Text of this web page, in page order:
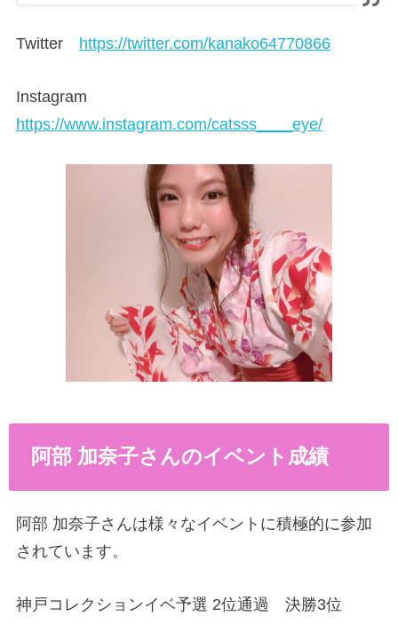
Twitter https://twitter.com/kanako64770866
Instagram
https://www.instagram.com/catsss____eye/
阿部 加奈子さんのイベント成績
阿部 加奈子さんは様々なイベントに積極的に参加
されています。
神戸コレクションイベ予選 2位通過 決勝3位